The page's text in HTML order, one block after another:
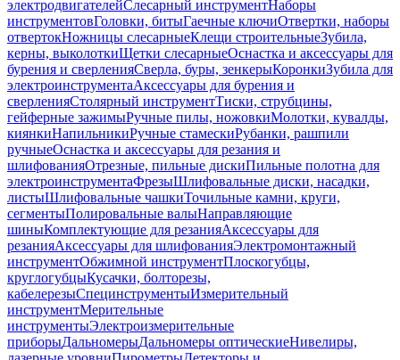
электродвигателейСлесарный инструментНаборы
инструментовГоловки, битыГаечные ключиОтвертки, наборы
отвертокНожницы слесарныеКлещи строительныеЗубила,
керны, выколоткиЩетки слесарныеОснастка и аксессуары для
бурения и сверленияСверла, буры, зенкерыКоронкиЗубила для
электроинструментаАксессуары для бурения и
сверленияСтолярный инструментТиски, струбцины,
гейферные зажимыРучные пилы, ножовкиМолотки, кувалды,
киянкиНапильникиРучные стамескиРубанки, рашпили
ручныеОснастка и аксессуары для резания и
шлифованияОтрезные, пильные дискиПильные полотна для
электроинструментаФрезыШлифовальные диски, насадки,
листыШлифовальные чашкиТочильные камни, круги,
сегментыПолировальные валыНаправляющие
шиныКомплектующие для резанияАксессуары для
резанияАксессуары для шлифованияЭлектромонтажный
инструментОбжимной инструментПлоскогубцы,
круглогубцыКусачки, болторезы,
кабелерезыСпецинструментыИзмерительный
инструментМерительные
инструментыЭлектроизмерительные
приборыДальномерыДальномеры оптическиеНивелиры,